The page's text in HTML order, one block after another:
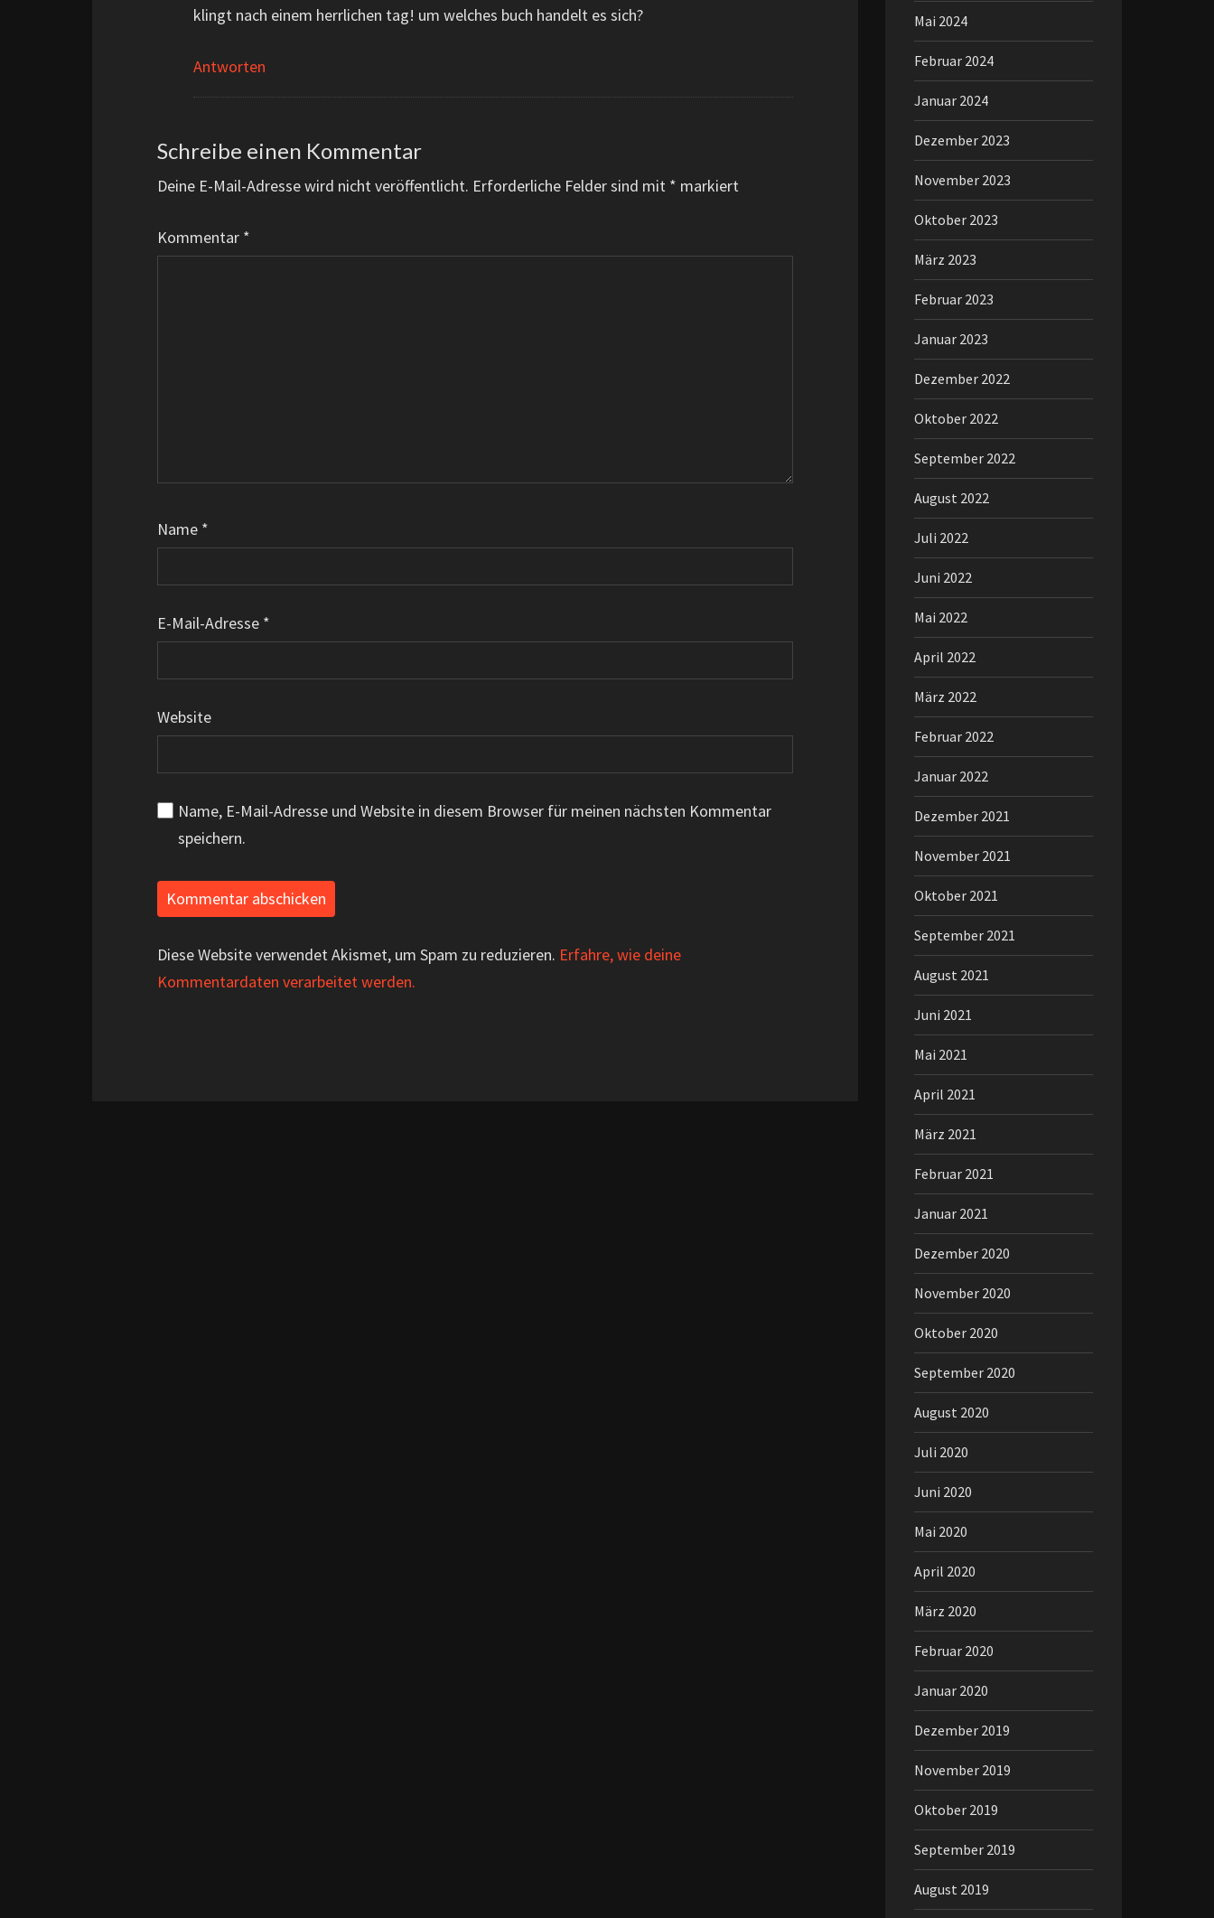
klingt nach einem herrlichen tag! um welches buch handelt es sich?
Antworten
Schreibe einen Kommentar
Deine E-Mail-Adresse wird nicht veröffentlicht. Erforderliche Felder sind mit * markiert
Kommentar *
Name *
E-Mail-Adresse *
Website
Name, E-Mail-Adresse und Website in diesem Browser für meinen nächsten Kommentar
speichern.
Diese Website verwendet Akismet, um Spam zu reduzieren. Erfahre, wie deine
Kommentardaten verarbeitet werden.
Mai 2024
Februar 2024
Januar 2024
Dezember 2023
November 2023
Oktober 2023
März 2023
Februar 2023
Januar 2023
Dezember 2022
Oktober 2022
September 2022
August 2022
Juli 2022
Juni 2022
Mai 2022
April 2022
März 2022
Februar 2022
Januar 2022
Dezember 2021
November 2021
Oktober 2021
September 2021
August 2021
Juni 2021
Mai 2021
April 2021
März 2021
Februar 2021
Januar 2021
Dezember 2020
November 2020
Oktober 2020
September 2020
August 2020
Juli 2020
Juni 2020
Mai 2020
April 2020
März 2020
Februar 2020
Januar 2020
Dezember 2019
November 2019
Oktober 2019
September 2019
August 2019